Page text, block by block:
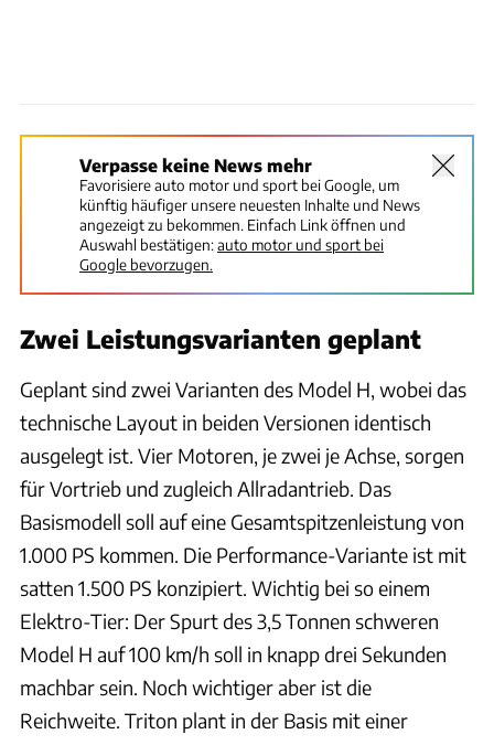
Verpasse keine News mehr
Favorisiere auto motor und sport bei Google, um
künftig häufiger unsere neuesten Inhalte und News
angezeigt zu bekommen. Einfach Link öffnen und
Auswahl bestätigen:auto motor und sport bei
Google bevorzugen.
Zwei Leistungsvarianten geplant
Geplant sind zwei Varianten des Model H, wobei das
technische Layout in beiden Versionen identisch
ausgelegt ist. Vier Motoren, je zwei je Achse, sorgen
für Vortrieb und zugleich Allradantrieb. Das
Basismodell soll auf eine Gesamtspitzenleistung von
1.000 PS kommen. Die Performance-Variante ist mit
satten 1.500 PS konzipiert. Wichtig bei so einem
Elektro-Tier: Der Spurt des 3,5 Tonnen schweren
Model H auf 100 km/h soll in knapp drei Sekunden
machbar sein. Noch wichtiger aber ist die
Reichweite. Triton plant in der Basis mit einer